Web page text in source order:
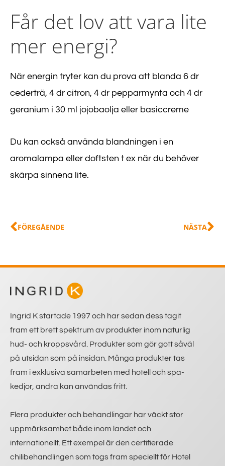
Får det lov att vara lite
mer energi?
När energin tryter kan du prova att blanda 6 dr
cederträ, 4 dr citron, 4 dr pepparmynta och 4 dr
geranium i 30 ml jojobaolja eller basiccreme
Du kan också använda blandningen i en
aromalampa eller doftsten t ex när du behöver
skärpa sinnena lite.
Föregående
FÖREGÅENDE NÄSTA
Ingrid K startade 1997 och har sedan dess tagit
fram ett brett spektrum av produkter inom naturlig
hud- och kroppsvård. Produkter som gör gott såväl
på utsidan som på insidan. Många produkter tas
fram i exklusiva samarbeten med hotell och spa-
kedjor, andra kan användas fritt.
Flera produkter och behandlingar har väckt stor
uppmärksamhet både inom landet och
internationellt. Ett exempel är den certifierade
chilibehandlingen som togs fram speciellt för Hotel